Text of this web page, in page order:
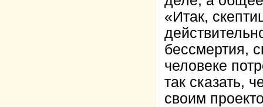
«Итак,
бессмертия,
человеке
так сказать,
своим